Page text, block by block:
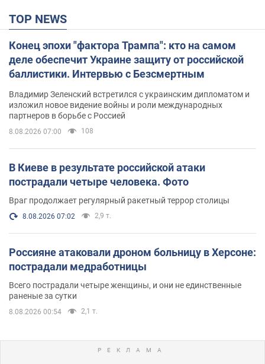
TOP NEWS
Конец эпохи "фактора Трампа": кто на самом
деле обеспечит Украине защиту от российской
баллистики. Интервью с Безсмертным
Владимир Зеленский встретился с украинским дипломатом и
изложил новое видение войны и роли международных
партнеров в борьбе с Россией
8.08.2026 07:00 108
В Киеве в результате российской атаки
пострадали четыре человека. Фото
Враг продолжает регулярный ракетный террор столицы
8.08.2026 07:02 2,9 т.
Россияне атаковали дроном больницу в Херсоне:
пострадали медработницы
Всего пострадали четыре женщины, и они не единственные
раненые за сутки
8.08.2026 00:54 2,1 т.